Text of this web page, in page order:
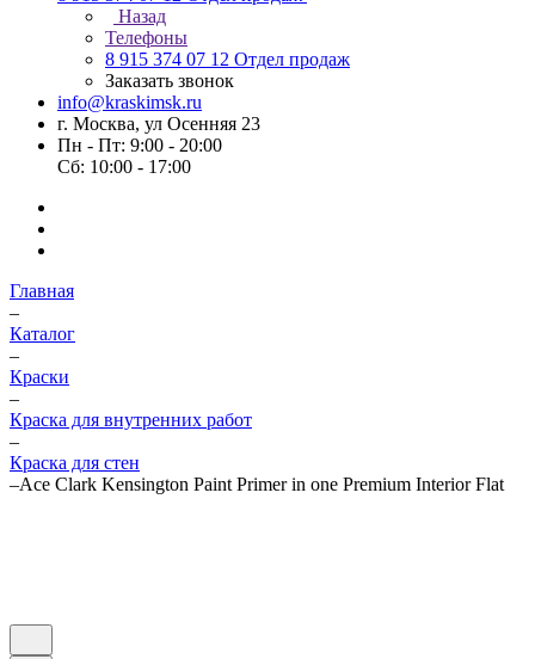
Назад
Телефоны
8 915 374 07 12 Отдел продаж
Заказать звонок
info@kraskimsk.ru
г. Москва, ул Осенняя 23
Пн - Пт: 9:00 - 20:00
Сб: 10:00 - 17:00
Главная
–
Каталог
–
Краски
–
Краска для внутренних работ
–
Краска для стен
–Ace Clark Kensington Paint Primer in one Premium Interior Flat